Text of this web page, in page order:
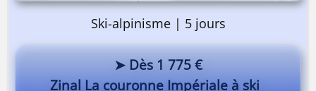
Ski-alpinisme | 5 jours
➤ Dès 1 775 €
Zinal La couronne Impériale à ski